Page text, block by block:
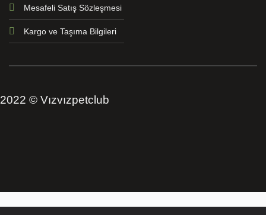
Mesafeli Satış Sözleşmesi
Kargo ve Taşıma Bilgileri
2022 © Vızvızpetclub